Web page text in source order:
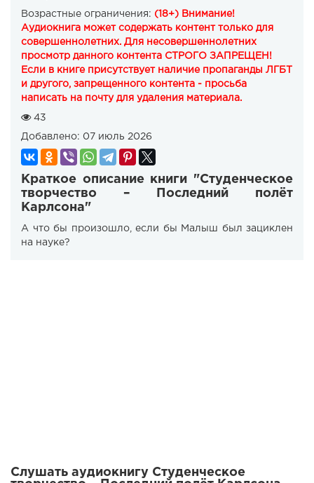
Возрастные ограничения: (18+) Внимание!
Аудиокнига может содержать контент только для
совершеннолетних. Для несовершеннолетних
просмотр данного контента СТРОГО ЗАПРЕЩЕН!
Если в книге присутствует наличие пропаганды ЛГБТ
и другого, запрещенного контента - просьба
написать на почту для удаления материала.
43
Добавлено: 07 июль 2026
Краткое описание книги "Студенческое
творчество – Последний полёт
Карлсона"
А что бы произошло, если бы Малыш был зациклен
на науке?
Слушать аудиокнигу Студенческое